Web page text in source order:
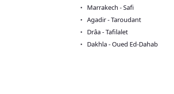
Marrakech - Safi
Agadir - Taroudant
Drâa - Tafilalet
Dakhla - Oued Ed-Dahab